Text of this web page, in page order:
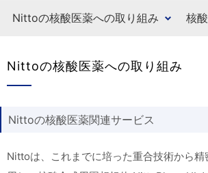
Nittoの核酸医薬への取り組み 核
Nittoの核酸医薬への取り組み
Nittoの核酸医薬関連サービス
Nittoは、これまでに培った重合技術から